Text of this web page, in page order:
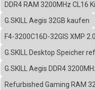
DDR4 RAM 3200MHz CL16
G.SKILL Aegis 32GB kaufen
F4-3200C16D-32GIS XMP 2.0
G.SKILL Desktop Speicher
G.SKILL Aegis DDR4
Refurbished Gaming RAM